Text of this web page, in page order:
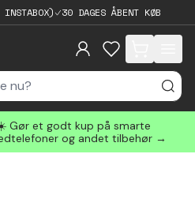
30 DAGES ÅBENT KØB
items in cart,
Gør et godt kup på smarte
og andet tilbehør →